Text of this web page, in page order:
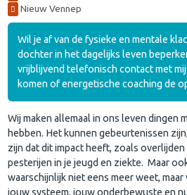
Nieuw Vennep
Wil je af van de fysieke en mentale
dochter in het dagelijks leven
vrijblijvend telefonisch contact met
komen of energetische coaching de
Wij maken allemaal in ons leven dingen
hebben. Het kunnen gebeurtenissen
zijn dat dit impact heeft, zoals
pesterijen in je jeugd en ziekte. Maar
waarschijnlijk niet eens meer weet,
jouw systeem, jouw onderbewuste en